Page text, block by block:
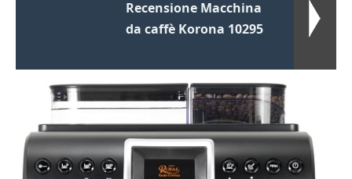
Recensione Macchina
da caffè Korona 10295